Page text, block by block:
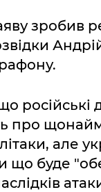
зробив
російські
про
але
що буде